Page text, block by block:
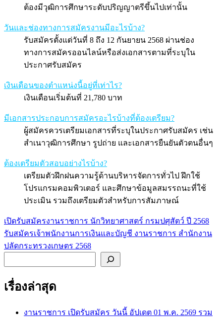
ต้องมีวุฒิการศึกษาระดับปริญญาตรีขึ้นไปเท่านั้น
วันและช่องทางการสมัครงานมีอะไรบ้าง?
รับสมัครตั้งแต่วันที่ 8 ถึง 12 กันยายน 2568 ผ่านช่อง
ทางการสมัครออนไลน์หรือส่งเอกสารตามที่ระบุใน
ประกาศรับสมัคร
เงินเดือนของตำแหน่งนี้อยู่ที่เท่าไร?
เงินเดือนเริ่มต้นที่ 21,780 บาท
มีเอกสารประกอบการสมัครอะไรบ้างที่ต้องเตรียม?
ผู้สมัครควรเตรียมเอกสารที่ระบุในประกาศรับสมัคร เช่น
สำเนาวุฒิการศึกษา รูปถ่าย และเอกสารยืนยันตัวตนอื่นๆ
ต้องเตรียมตัวสอบอย่างไรบ้าง?
เตรียมตัวฝึกฝนความรู้ด้านบริหารจัดการทั่วไป ฝึกใช้
โปรแกรมคอมพิวเตอร์ และศึกษาข้อมูลสมรรถนะที่ใช้
ประเมิน รวมถึงเตรียมตัวสำหรับการสัมภาษณ์
แนะแนว
เรื่อง
เปิดรับสมัครงานราชการ นักวิทยาศาสตร์ กรมปศุสัตว์ ปี 2568
รับสมัครเจ้าพนักงานการเงินและบัญชี งานราชการ สำนักงาน
ปลัดกระทรวงเกษตร 2568
เรื่องล่าสุด
งานราชการ เปิดรับสมัคร วันนี้ อัปเดต 01 พ.ค. 2569 รวม